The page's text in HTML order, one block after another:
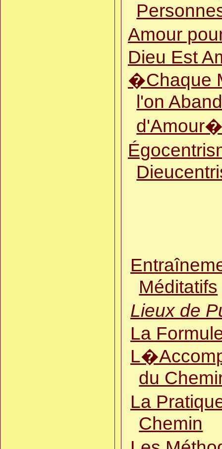
Amour
Dieu Est
�Chaque
l'on
Méditatifs
Lieux de
La
du
La
Chemin